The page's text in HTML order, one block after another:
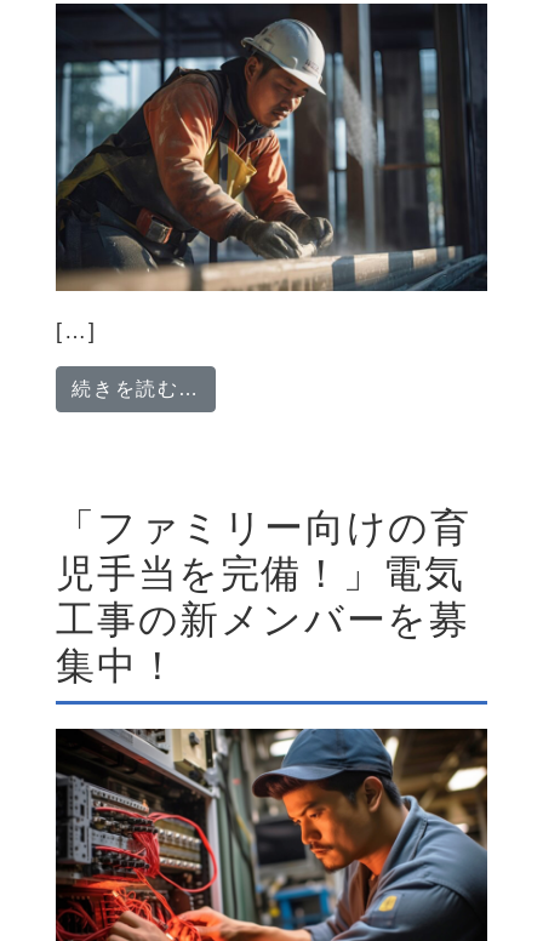
[…]
続きを読む…
「ファミリー向けの育
児手当を完備！」電気
工事の新メンバーを募
集中！